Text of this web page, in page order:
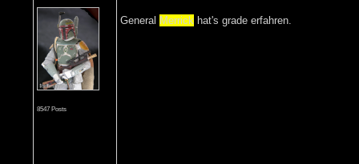
8547 Posts
General Merrick hat's grade erfahren.